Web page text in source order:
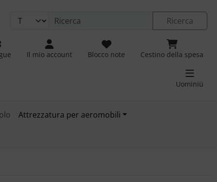
Ricerca
Il mio account Blocco note Cestino della spesa
Uominiü
Attrezzatura per aeromobili